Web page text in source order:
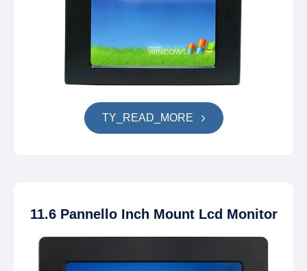
TY_READ_MORE
11.6 Pannello Inch Mount Lcd Monitor